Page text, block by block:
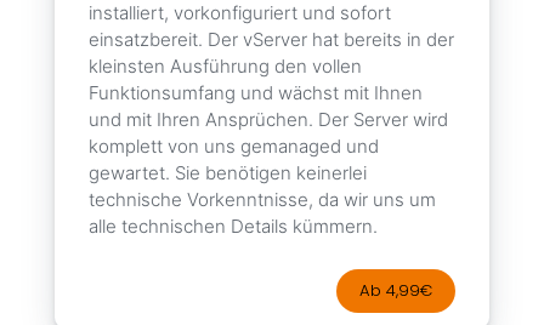
installiert, vorkonfiguriert und sofort
einsatzbereit. Der vServer hat bereits in der
kleinsten Ausführung den vollen
Funktionsumfang und wächst mit Ihnen
und mit Ihren Ansprüchen. Der Server wird
komplett von uns gemanaged und
gewartet. Sie benötigen keinerlei
technische Vorkenntnisse, da wir uns um
alle technischen Details kümmern.
Ab 4,99€